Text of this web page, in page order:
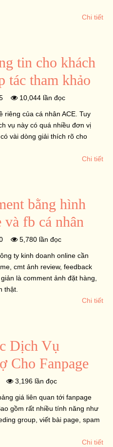
Chi tiết
tin cho khách
tác tham khảo
10,044 lần đọc
riêng của cá nhân ACE. Tuy
vụ này có quá nhiều đơn vị
vài dòng giải thích rõ cho
Chi tiết
bằng hình
và fb cá nhân
5,780 lần đọc
ty kinh doanh online cần
cmt ảnh review, feedback
là comment ảnh đặt hàng,
thật.
Chi tiết
Dịch Vụ
Cho Fanpage
3,196 lần đọc
giá liên quan tới fanpage
gồm rất nhiều tính năng như
group, viết bài page, spam
Chi tiết